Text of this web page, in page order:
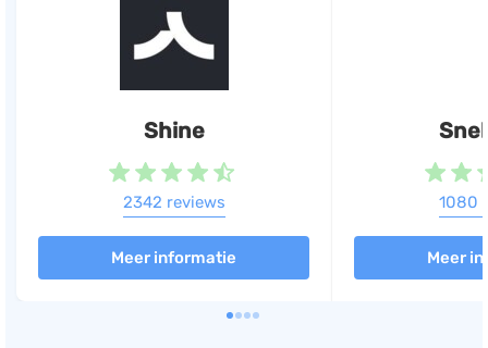
Shine
2342 reviews
Meer informatie
1080
Meer